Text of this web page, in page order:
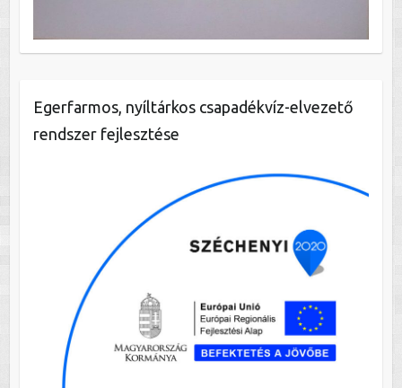
Egerfarmos, nyíltárkos csapadékvíz-elvezető
rendszer fejlesztése